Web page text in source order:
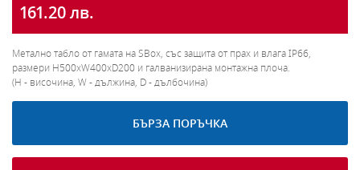
161.20 лв.
Метално табло от гамата на SBox, със защита от прах и влага IP66,
размери H500xW400xD200 и галванизирана монтажна плоча.
(H - височина, W - дължина, D - дълбочина)
БЪРЗА ПОРЪЧКА